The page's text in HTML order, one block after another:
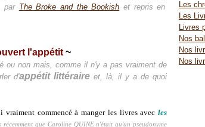
par The Broke and the Bookish et repris en
l'appétit~
ou non mais, comme il n'y a pas vraiment de
d'appétit littéraire et, là, il y a de quoi
commencé à manger les livres avecles
que Caroline QUINE n'était qu'un pseudonyme
Les
Les
Livres
Nos
Nos
Nos